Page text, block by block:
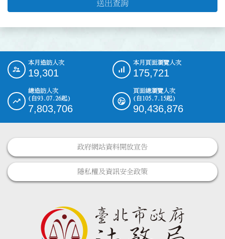
送出查詢
::: 本月造訪人次
19,301
本月頁面瀏覽人次
175,721
總造訪人次
(自93.07.26起)
7,803,706
頁面總瀏覽人次
(自105.7.15起)
90,436,876
政府網站資料開放宣告
隱私權及資訊安全政策